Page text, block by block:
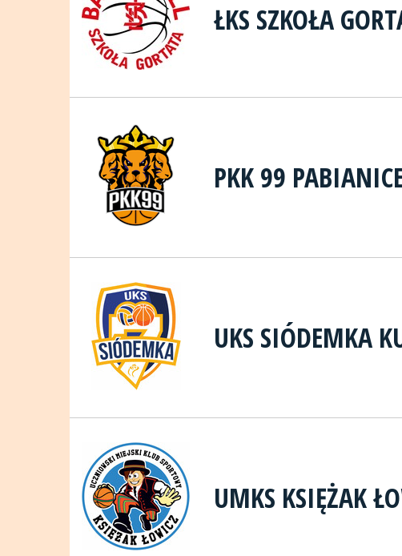
ŁKS SZKOŁA
PKK 99
UKS SIÓDEMKA
UMKS KSIĘŻAK